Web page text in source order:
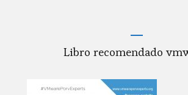
Libro recomendado